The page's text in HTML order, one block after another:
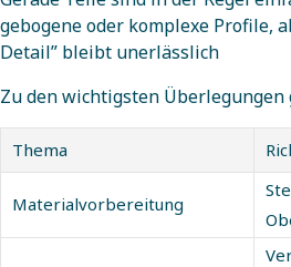
gebogene oder komplexe Profile,
Detail” bleibt unerlässlich
Zu den wichtigsten Überlegungen
Thema
Materialvorbereitung